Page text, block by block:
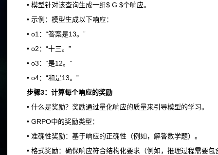
• 模型针对该查询生成一组$ G $个响应。
• 示例：模型生成以下响应：
• o1：“答案是13。”
• o2：“十三。”
• o3：“是12。”
• o4：“和是13。”
步骤3：计算每个响应的奖励
• 什么是奖励？奖励通过量化响应的质量来引导模型的学习。
• GRPO中的奖励类型：
• 准确性奖励：基于响应的正确性（例如，解答数学题）。
• 格式奖励：确保响应符合结构化要求（例如，推理过程需要包